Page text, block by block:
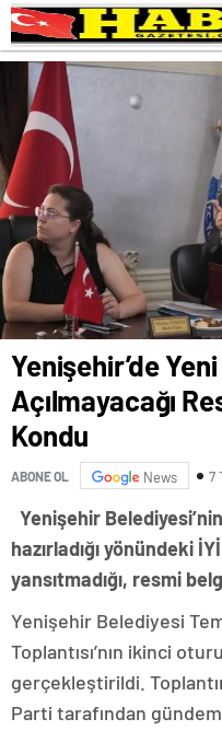
Yenişehir’de
Açılmayacağı
Kondu
ABONE OL News 7
Yenişehir
hazırladığı yönündeki
yansıtmadığı, resmi
Yenişehir Belediyesi
Toplantısı’nın ikinci
gerçekleştirildi.
Parti tarafından